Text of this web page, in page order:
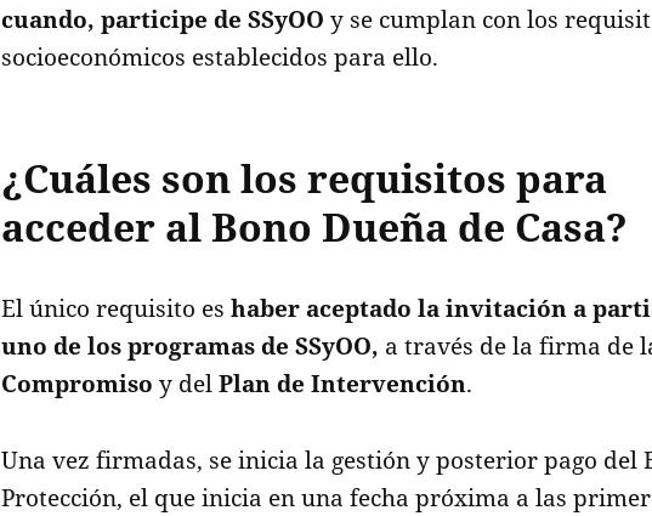
cuando, participe de SSyOO y se cumplan con los
socioeconómicos establecidos para ello.
¿Cuáles son los requisitos para
acceder al Bono Dueña de Casa?
El único requisito eshaber aceptado la invitación a
uno de los programas de SSyOO, a través de la firma de
Compromiso y delPlan de Intervención.
Una vez firmadas, se inicia la gestión y posterior pago del
Protección, el que inicia en una fecha próxima a las